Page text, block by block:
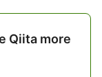
Qiita more